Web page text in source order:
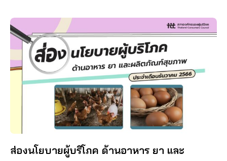
ส่องนโยบายผู้บริโภค ด้านอาหาร ยา และ